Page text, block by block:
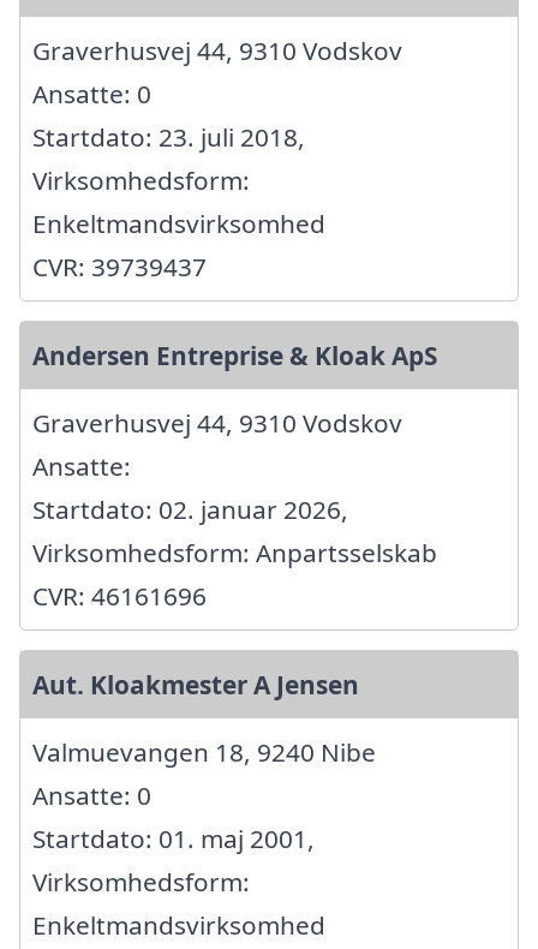
Graverhusvej 44, 9310 Vodskov
Ansatte: 0
Startdato: 23. juli 2018,
Virksomhedsform:
Enkeltmandsvirksomhed
CVR: 39739437
Andersen Entreprise & Kloak ApS
Graverhusvej 44, 9310 Vodskov
Ansatte:
Startdato: 02. januar 2026,
Virksomhedsform: Anpartsselskab
CVR: 46161696
Aut. Kloakmester A Jensen
Valmuevangen 18, 9240 Nibe
Ansatte: 0
Startdato: 01. maj 2001,
Virksomhedsform:
Enkeltmandsvirksomhed